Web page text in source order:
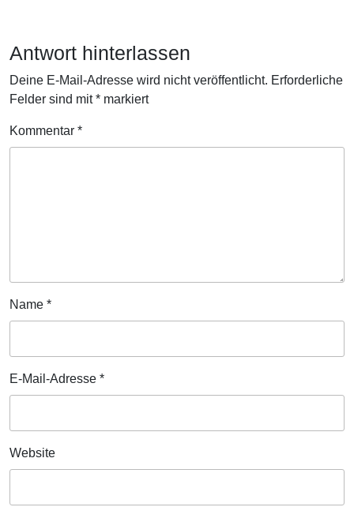
Antwort hinterlassen
Deine E-Mail-Adresse wird nicht veröffentlicht. Erforderliche
Felder sind mit* markiert
Kommentar *
Name *
E-Mail-Adresse *
Website